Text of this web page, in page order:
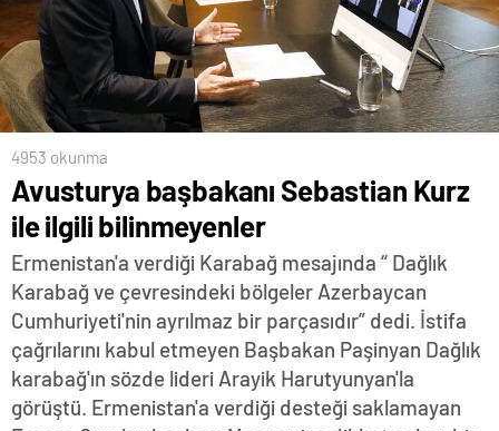
4953 okunma
Avusturya başbakanı Sebastian Kurz
ile ilgili bilinmeyenler
Ermenistan'a verdiği Karabağ mesajında “ Dağlık
Karabağ ve çevresindeki bölgeler Azerbaycan
Cumhuriyeti'nin ayrılmaz bir parçasıdır” dedi. İstifa
çağrılarını kabul etmeyen Başbakan Paşinyan Dağlık
karabağ'ın sözde lideri Arayik Harutyunyan'la
görüştü. Ermenistan'a verdiği desteği saklamayan